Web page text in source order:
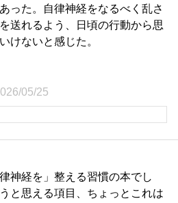
った。自律神経をなるべく乱さ
送れるよう、日頃の行動から思
けないと感じた。
05/25
経を」整える習慣の本でし
と思える項目、ちょっとこれは